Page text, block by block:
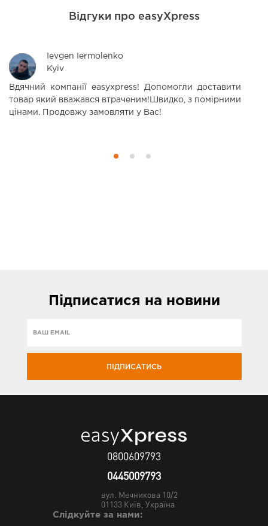
Відгуки про easyXpress
Ievgen Iermolenko
Kyiv
Вдячний компанії easyxpress! Допомогли доставити
товар який вважався втраченим!Швидко, з помірними
цінами. Продовжу замовляти у Вас!
Підписатися на новини
ПІДПИСАТИСЬ
0800609793
0445009793
вул. Мечникова 10/2
01133 Київ, Україна
Слідкуйте за нами: